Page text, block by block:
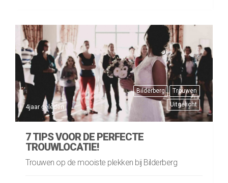
Bilderberg
Trouwen
Uitgelicht
4jaar geleden
7 TIPS VOOR DE PERFECTE
TROUWLOCATIE!
Trouwen op de mooiste plekken bij Bilderberg